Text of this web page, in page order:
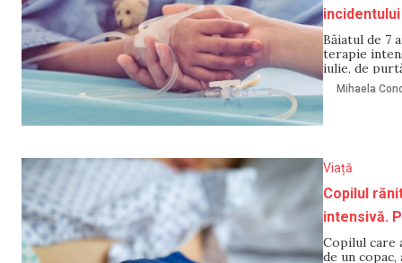
Băiatul de 7
terapie
iulie, de
intensivă, în
Mihaela
Viață
Copilul
intensivă.
Copilul care
de un